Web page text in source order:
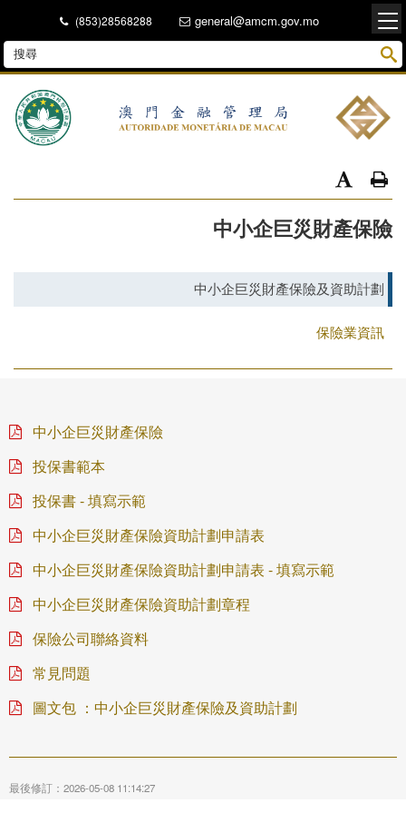
(853)28568288 general@amcm.gov.mo
中小企巨災財產保險
中小企巨災財產保險及資助計劃
保險業資訊
中小企巨災財產保險
投保書範本
投保書 - 填寫示範
中小企巨災財產保險資助計劃申請表
中小企巨災財產保險資助計劃申請表 - 填寫示範
中小企巨災財產保險資助計劃章程
保險公司聯絡資料
常見問題
圖文包 ：中小企巨災財產保險及資助計劃
最後修訂：2026-05-08 11:14:27